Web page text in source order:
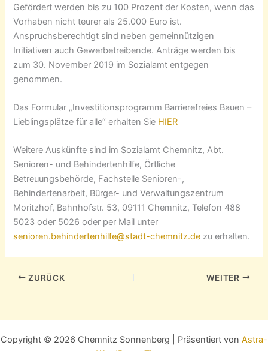
Gefördert werden bis zu 100 Prozent der Kosten, wenn das
Vorhaben nicht teurer als 25.000 Euro ist.
Anspruchsberechtigt sind neben gemeinnützigen
Initiativen auch Gewerbetreibende. Anträge werden bis
zum 30. November 2019 im Sozialamt entgegen
genommen.
Das Formular „Investitionsprogramm Barrierefreies Bauen –
Lieblingsplätze für alle“ erhalten Sie HIER
Weitere Auskünfte sind im Sozialamt Chemnitz, Abt.
Senioren- und Behindertenhilfe, Örtliche
Betreuungsbehörde, Fachstelle Senioren-,
Behindertenarbeit, Bürger- und Verwaltungszentrum
Moritzhof, Bahnhofstr. 53, 09111 Chemnitz, Telefon 488
5023 oder 5026 oder per Mail unter
senioren.behindertenhilfe@stadt-chemnitz.de zu erhalten.
ZURÜCK WEITER
Copyright © 2026 Chemnitz Sonnenberg | Präsentiert von Astra-